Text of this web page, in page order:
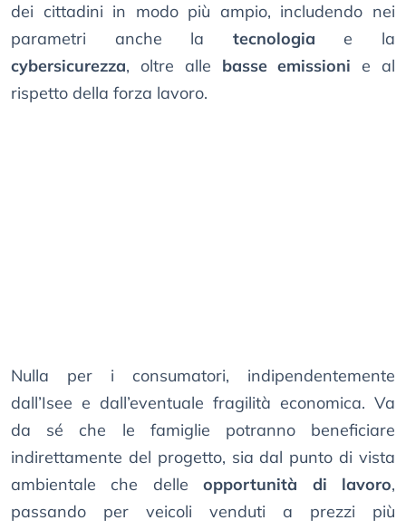
dei cittadini in modo più ampio, includendo nei
parametri anche la tecnologia e la
cybersicurezza, oltre alle basse emissioni e al
rispetto della forza lavoro.
Nulla per i consumatori, indipendentemente
dall’Isee e dall’eventuale fragilità economica. Va
da sé che le famiglie potranno beneficiare
indirettamente del progetto, sia dal punto di vista
ambientale che delleopportunità di lavoro,
passando per veicoli venduti a prezzi più